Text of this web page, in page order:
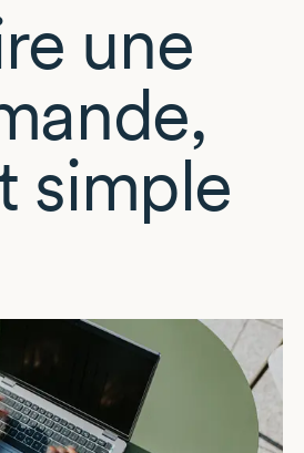
une
simple